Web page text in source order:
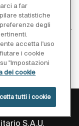
Policy
S.A.U.
a far
statistiche
degli
accetta l'uso
i cookie
"Impostazioni
dei cookie
tutti i cookie